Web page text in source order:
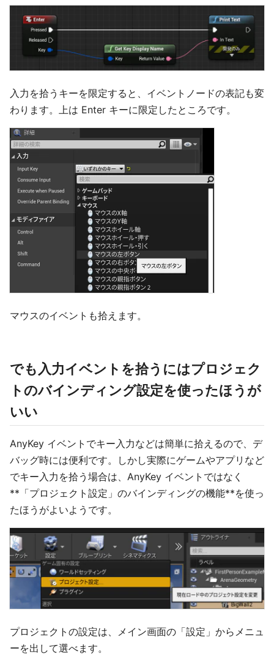
入力を拾うキーを限定すると、イベントノードの表記も変
わります。上は Enter キーに限定したところです。
マウスのイベントも拾えます。
でも入力イベントを拾うにはプロジェク
トのバインディング設定を使ったほうが
いい
AnyKey イベントでキー入力などは簡単に拾えるので、デ
バッグ時には便利です。しかし実際にゲームやアプリなど
でキー入力を拾う場合は、AnyKey イベントではなく
**「プロジェクト設定」のバインディングの機能**を使っ
たほうがよいようです。
プロジェクトの設定は、メイン画面の「設定」からメニュ
ーを出して選べます。